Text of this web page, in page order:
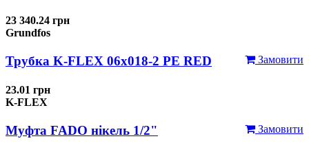
23 340.24 грн
Grundfos
Замовити
Трубка K-FLEX 06x018-2 РЕ RED
23.01 грн
K-FLEX
Замовити
Муфта FADO нікель 1/2"